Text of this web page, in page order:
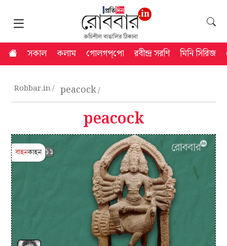
সকাল কলাম গোলগপ্‌পো রবীন্দ্র সরণি মিনি সিরিজ
Robbar.in peacock
peacock